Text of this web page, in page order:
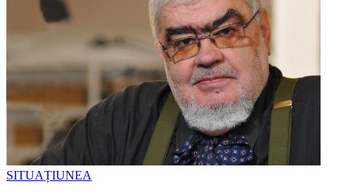
SITUAȚIUNEA